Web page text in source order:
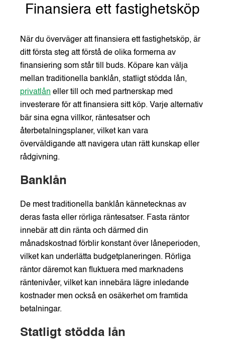
Finansiera ett fastighetsköp
När du överväger att finansiera ett fastighetsköp, är
ditt första steg att förstå de olika formerna av
finansiering som står till buds. Köpare kan välja
mellan traditionella banklån, statligt stödda lån,
privatlån eller till och med partnerskap med
investerare för att finansiera sitt köp. Varje alternativ
bär sina egna villkor, räntesatser och
återbetalningsplaner, vilket kan vara
överväldigande att navigera utan rätt kunskap eller
rådgivning.
Banklån
De mest traditionella banklån kännetecknas av
deras fasta eller rörliga räntesatser. Fasta räntor
innebär att din ränta och därmed din
månadskostnad förblir konstant över låneperioden,
vilket kan underlätta budgetplaneringen. Rörliga
räntor däremot kan fluktuera med marknadens
räntenivåer, vilket kan innebära lägre inledande
kostnader men också en osäkerhet om framtida
betalningar.
Statligt stödda lån